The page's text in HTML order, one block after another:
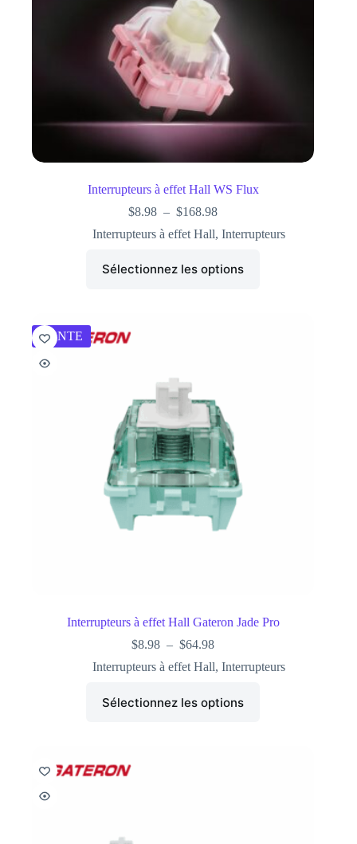
Interrupteurs à effet Hall WS Flux
$8.98 – $168.98
Interrupteurs à effet Hall,Interrupteurs
Sélectionnez les options
VENTE
Interrupteurs à effet Hall Gateron Jade Pro
$8.98 – $64.98
Interrupteurs à effet Hall,Interrupteurs
Sélectionnez les options